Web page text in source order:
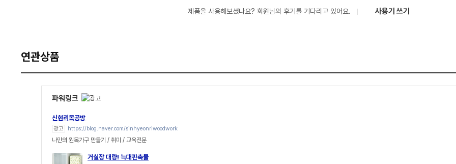
제품을 사용해보셨나요? 회원님의 후기를 기다리고 있어요. 사용기 쓰기
연관상품
파워링크
신현리목공방
광고 https://blog.naver.com/sinhyeonriwoodwork
나만의 원목가구 만들기 / 취미 / 교육전문
거실장 대량! 늑대판촉물